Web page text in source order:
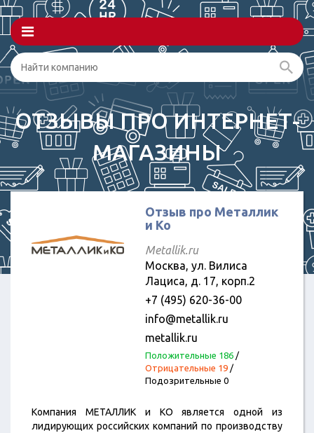
ОТЗЫВЫ ПРО ИНТЕРНЕТ-
МАГАЗИНЫ
Отзыв про Металлик
и Ко
Metallik.ru
Москва, ул. Вилиса
Лациса, д. 17, корп.2
+7 (495) 620-36-00
info@metallik.ru
metallik.ru
Положительные 186/
Отрицательные 19/
Подозрительные 0
Компания МЕТАЛЛИК и КО является одной из
лидирующих российских компаний по производству